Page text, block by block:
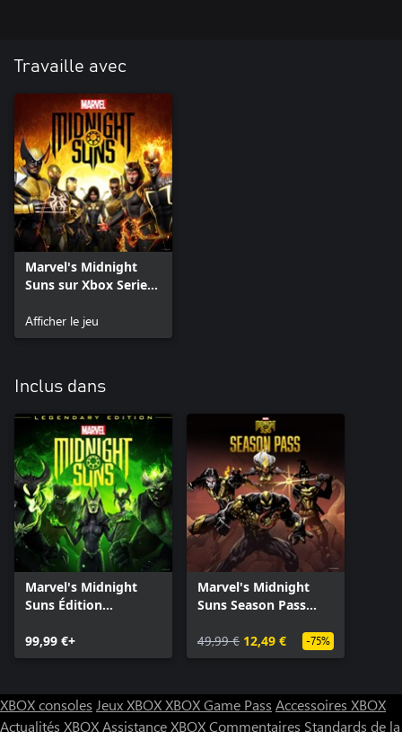
Travaille avec
Marvel's Midnight
Suns sur Xbox Series
Afficher le jeu
Inclus dans
Marvel's Midnight
Suns Édition
Series X|S
99,99 €+
Marvel's Midnight
Suns Season Pass
49,99 € 12,49 € -75%
XBOX consoles Jeux XBOXXBOX Game Pass Accessoires XBOX
Actualités XBOXAssistance XBOXCommentaires Standards de la